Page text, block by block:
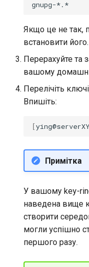
Якщо це не так,
встановити його.
Перерахуйте та
вашому
Перелічіть
Впишіть:
[ying@serverXY
Примітка
У вашому key-
наведена вище
створити
могли успішно
першого разу.